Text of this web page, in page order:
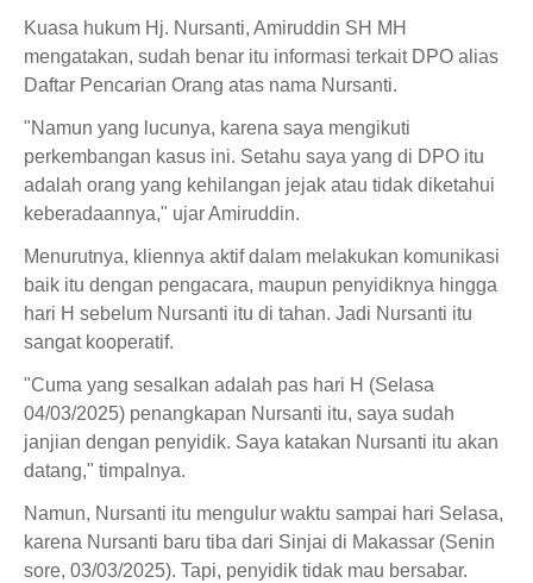
Kuasa hukum Hj. Nursanti, Amiruddin SH MH
mengatakan, sudah benar itu informasi terkait DPO alias
Daftar Pencarian Orang atas nama Nursanti.
"Namun yang lucunya, karena saya mengikuti
perkembangan kasus ini. Setahu saya yang di DPO itu
adalah orang yang kehilangan jejak atau tidak diketahui
keberadaannya," ujar Amiruddin.
Menurutnya, kliennya aktif dalam melakukan komunikasi
baik itu dengan pengacara, maupun penyidiknya hingga
hari H sebelum Nursanti itu di tahan. Jadi Nursanti itu
sangat kooperatif.
"Cuma yang sesalkan adalah pas hari H (Selasa
04/03/2025) penangkapan Nursanti itu, saya sudah
janjian dengan penyidik. Saya katakan Nursanti itu akan
datang," timpalnya.
Namun, Nursanti itu mengulur waktu sampai hari Selasa,
karena Nursanti baru tiba dari Sinjai di Makassar (Senin
sore, 03/03/2025). Tapi, penyidik tidak mau bersabar.